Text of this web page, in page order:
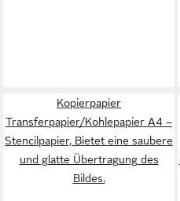
Kopierpapier
Transferpapier/Kohlepapier A4 –
Stencilpapier, Bietet eine saubere
und glatte Übertragung des
Bildes.